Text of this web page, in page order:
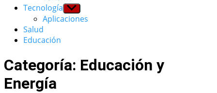
Tecnología Show
sub
menu
Aplicaciones
Salud
Educación
Categoría: Educación y
Energía